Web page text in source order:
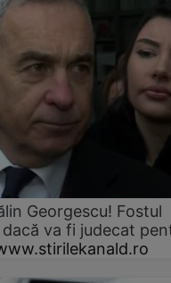
Georgescu! Fostul
va fi judecat